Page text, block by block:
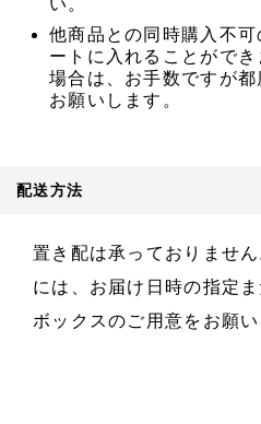
い。
他商品との同時購入不
ートに入れることがで
場合は、お手数ですが
お願いします。
配送方法
置き配は承っておりませ
には、お届け日時の指定
ボックスのご用意をお願い